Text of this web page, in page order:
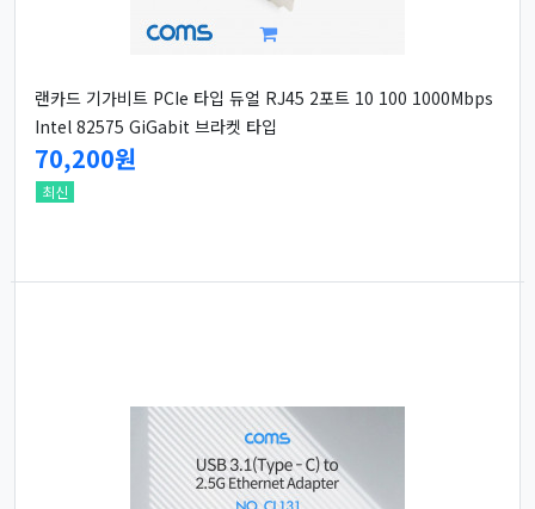
랜카드 기가비트 PCIe 타입 듀얼 RJ45 2포트 10 100 1000Mbps
Intel 82575 GiGabit 브라켓 타입
70,200원
최신